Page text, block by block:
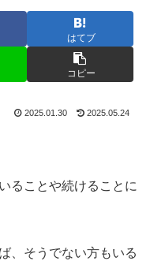
はてブ
コピー
2025.01.30 2025.05.24
ることや続けることに
、そうでない方もいる